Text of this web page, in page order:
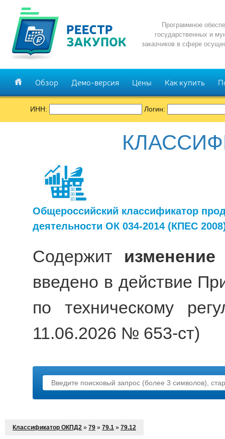
Программное
государственных и
заказчиков в сфере
Обзор Демо-версия Цены Как купить
ИНН: Логин:
Общероссийский классификатор
деятельности ОК 034-2014 (КПЕС
Содержит
введено в действие
по техническому
11.06.2026 № 653-ст)
Классификатор ОКПД2 » 79 » 79.1 » 79.12